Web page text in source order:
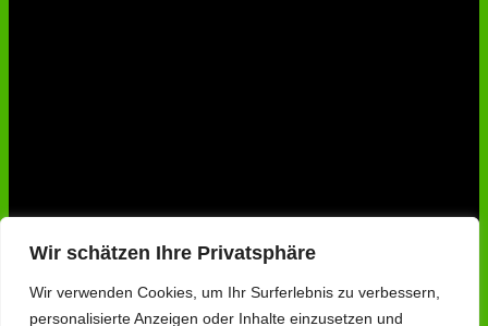
Wir schätzen Ihre Privatsphäre
Wir verwenden Cookies, um Ihr Surferlebnis zu verbessern,
personalisierte Anzeigen oder Inhalte einzusetzen und
powered by …
1&1 Hosting